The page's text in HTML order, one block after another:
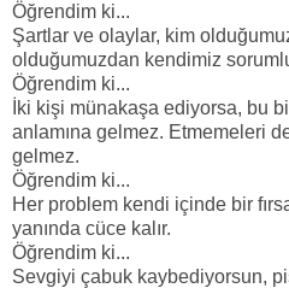
Öğrendim ki...
Şartlar ve olaylar, kim
olduğumuzdan kendimiz
Öğrendim ki...
İki kişi münakaşa ediyorsa, bu
anlamına gelmez. Etmemeleri
gelmez.
Öğrendim ki...
Her problem kendi içinde bir
yanında cüce kalır.
Öğrendim ki...
Sevgiyi çabuk kaybediyorsun,